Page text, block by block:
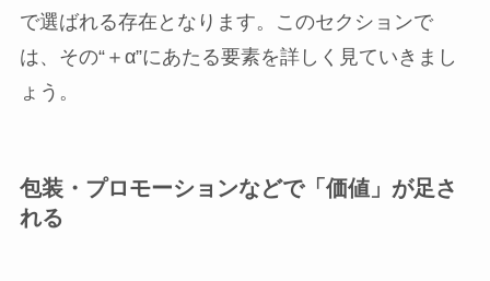
で選ばれる存在となります。このセクションで
は、その“＋α”にあたる要素を詳しく見ていきまし
ょう。
包装・プロモーションなどで「価値」が足さ
れる